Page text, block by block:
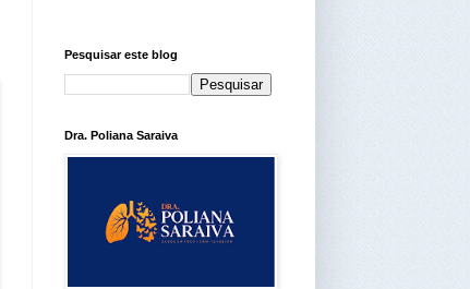
Pesquisar este blog
Dra. Poliana Saraiva